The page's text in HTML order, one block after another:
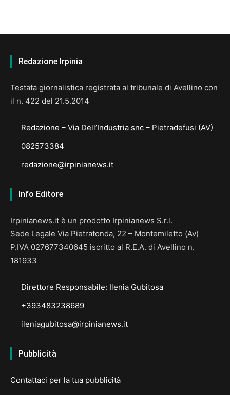
Redazione Irpinia
Testata giornalistica registrata al tribunale di Avellino con
il n. 422 del 21.5.2014
Redazione – Via Dell’Industria snc – Pietradefusi (AV)
082573384
redazione@irpinianews.it
Info Editore
Irpinianews.it è un prodotto Irpinianews S.r.l.
Sede Legale Via Pietratonda, 22 – Montemiletto (Av)
P.IVA 027677340645 iscritto al R.E.A. di Avellino n.
181933
Direttore Responsabile: Ilenia Gubitosa
+393483238689
ileniagubitosa@irpinianews.it
Pubblicità
Contattaci per la tua pubblicità